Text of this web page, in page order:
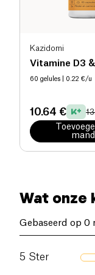
Kazidomi
Vitamine D3
60 gelules | 0.22 €/u
10.64 €
Wat onze
Gebaseerd op 0
5 Ster